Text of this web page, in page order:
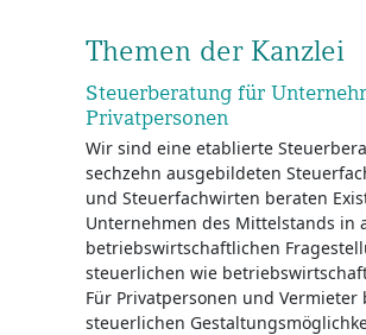
Themen der Kanzlei
Steuerberatung für
Privatpersonen
Wir sind eine etablierte
sechzehn ausgebildeten
und Steuerfachwirten beraten
Unternehmen des Mittelstands in
betriebswirtschaftlichen
steuerlichen wie
Für Privatpersonen und
steuerlichen